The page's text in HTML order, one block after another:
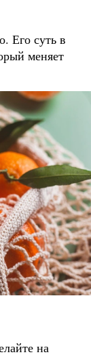
Его суть в
меняет
на